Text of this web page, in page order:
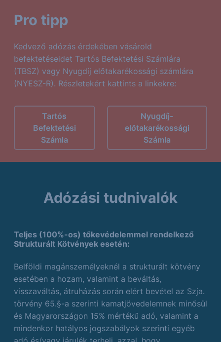
Pro tipp
Kedvező adózás érdekében vásárold
befektetéseidet Tartós Befektetési Számlára
(TBSZ) vagy Nyugdíj előtakarékossági számlára
(NYESZ-R). Részletekért kattints a linkekre:
Tartós
Befektetési
Számla
Nyugdíj-
előtakarékossági
Számla
Adózási tudnivalók
Teljes (100%-os) tőkevédelemmel rendelkező
Strukturált Kötvények esetén:
Belföldi magánszemélyeknél a strukturált kötvény
esetében a hozam, valamint a beváltás,
visszaváltás, átruházás során elért bevétel az Szja.
törvény 65.§-a szerinti kamatjövedelemnek minősül
és Magyarországon 15% mértékű adó, valamint a
mindenkor hatályos jogszabályok szerinti egyéb